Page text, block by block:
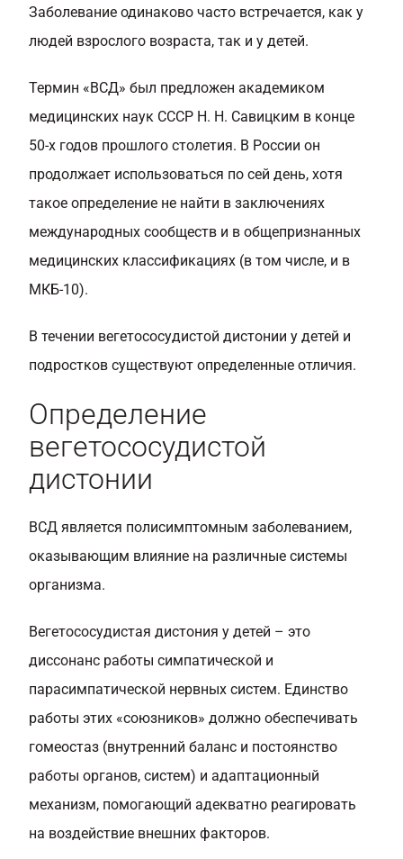
Заболевание одинаково часто встречается, как у
людей взрослого возраста, так и у детей.
Термин «ВСД» был предложен академиком
медицинских наук СССР Н. Н. Савицким в конце
50-х годов прошлого столетия. В России он
продолжает использоваться по сей день, хотя
такое определение не найти в заключениях
международных сообществ и в общепризнанных
медицинских классификациях (в том числе, и в
МКБ-10).
В течении вегетососудистой дистонии у детей и
подростков существуют определенные отличия.
Определение
вегетососудистой
дистонии
ВСД является полисимптомным заболеванием,
оказывающим влияние на различные системы
организма.
Вегетососудистая дистония у детей – это
диссонанс работы симпатической и
парасимпатической нервных систем. Единство
работы этих «союзников» должно обеспечивать
гомеостаз (внутренний баланс и постоянство
работы органов, систем) и адаптационный
механизм, помогающий адекватно реагировать
на воздействие внешних факторов.